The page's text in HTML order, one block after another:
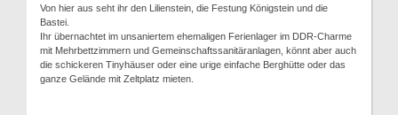
Von hier aus seht ihr den Lilienstein, die Festung Königstein und die
Bastei.
Ihr übernachtet im unsaniertem ehemaligen Ferienlager im DDR-Charme
mit Mehrbettzimmern und Gemeinschaftssanitäranlagen, könnt aber auch
die schickeren Tinyhäuser oder eine urige einfache Berghütte oder das
ganze Gelände mit Zeltplatz mieten.